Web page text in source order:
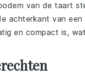
van de taart
achterkant van
en compact is,